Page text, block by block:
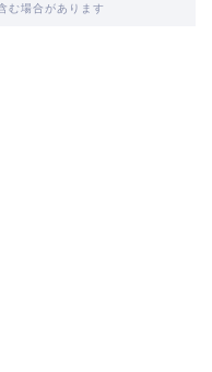
む場合があります